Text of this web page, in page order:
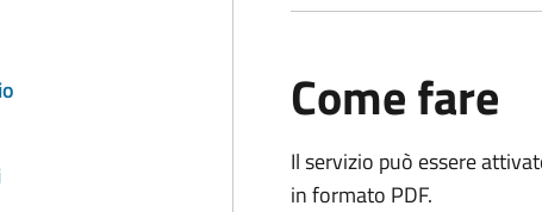
Come fare
Il servizio può essere
in formato PDF.